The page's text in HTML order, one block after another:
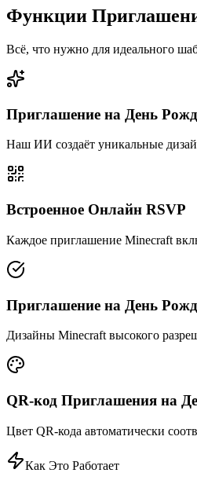
Функции
Всё, что нужно для идеального
Приглашение на День
Наш ИИ создаёт уникальные
Встроенное Онлайн RSVP
Каждое приглашение Minecraft
Приглашение на День
Дизайны Minecraft высокого
QR-код Приглашения на
Цвет QR-кода автоматически
Как Это Работает